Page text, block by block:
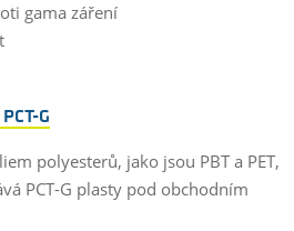
gama záření
G
polyesterů, jako jsou PBT a PET,
PCT-G plasty pod obchodním